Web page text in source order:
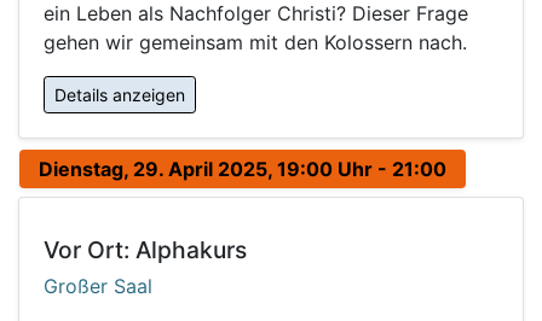
ein Leben als Nachfolger Christi? Dieser Frage
gehen wir gemeinsam mit den Kolossern nach.
Details anzeigen
Dienstag, 29. April 2025, 19:00 Uhr - 21:00
Vor Ort: Alphakurs
Großer Saal